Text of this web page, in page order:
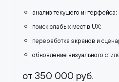
анализ текущего интерфейса;
поиск слабых мест в UX;
переработка экранов и
обновление визуального
от 350 000 руб.